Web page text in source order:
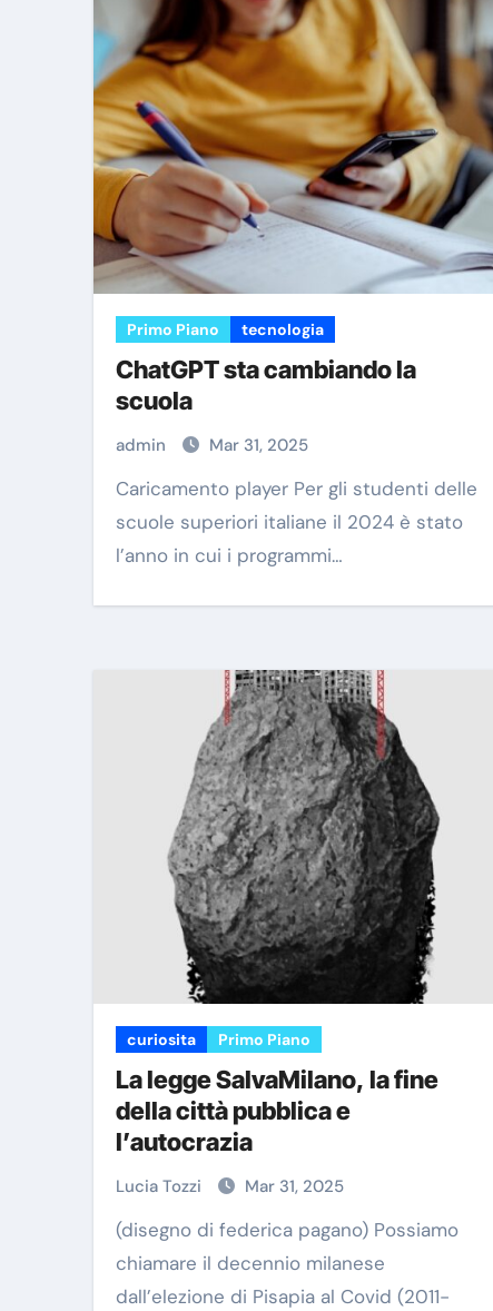
Primo Piano tecnologia
ChatGPT sta cambiando la
scuola
admin Mar 31, 2025
Caricamento player Per gli studenti delle
scuole superiori italiane il 2024 è stato
l’anno in cui i programmi…
curiosita Primo Piano
La legge SalvaMilano, la fine
della città pubblica e
l’autocrazia
Lucia Tozzi Mar 31, 2025
(disegno di federica pagano) Possiamo
chiamare il decennio milanese
dall’elezione di Pisapia al Covid (2011-